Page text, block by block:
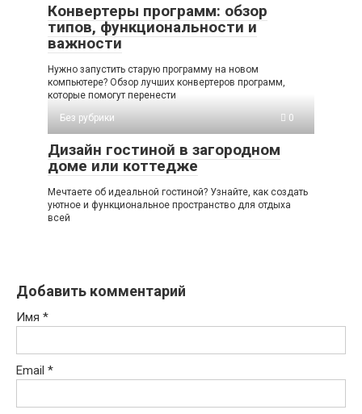
Конвертеры программ: обзор
типов, функциональности и
важности
Нужно запустить старую программу на новом
компьютере? Обзор лучших конвертеров программ,
которые помогут перенести
Без рубрики
0
Дизайн гостиной в загородном
доме или коттедже
Мечтаете об идеальной гостиной? Узнайте, как создать
уютное и функциональное пространство для отдыха
всей
Добавить комментарий
Имя *
Email *